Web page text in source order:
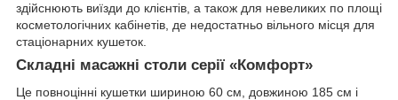
здійснюють виїзди до клієнтів, а також для невеликих по площі
косметологічних кабінетів, де недостатньо вільного місця для
стаціонарних кушеток.
Складні масажні столи серії «Комфорт»
Це повноцінні кушетки шириною 60 см, довжиною 185 см і